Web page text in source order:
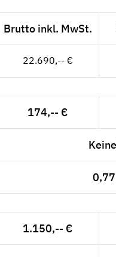
Brutto inkl. MwSt.
22.690,-- €
174,-- €
0,77
1.150,-- €